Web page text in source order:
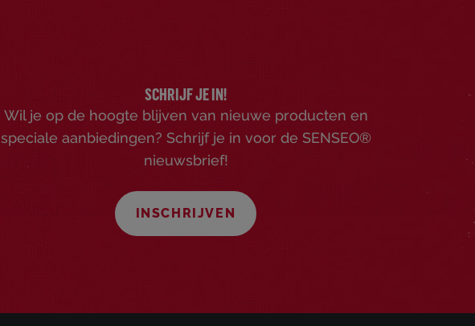
SCHRIJF JE IN!
Wil je op de hoogte blijven van nieuwe producten en
speciale aanbiedingen? Schrijf je in voor de SENSEO®
nieuwsbrief!
INSCHRIJVEN